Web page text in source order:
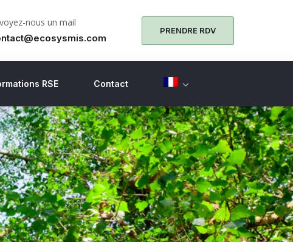
nous un mail
PRENDRE RDV
RSE Contact